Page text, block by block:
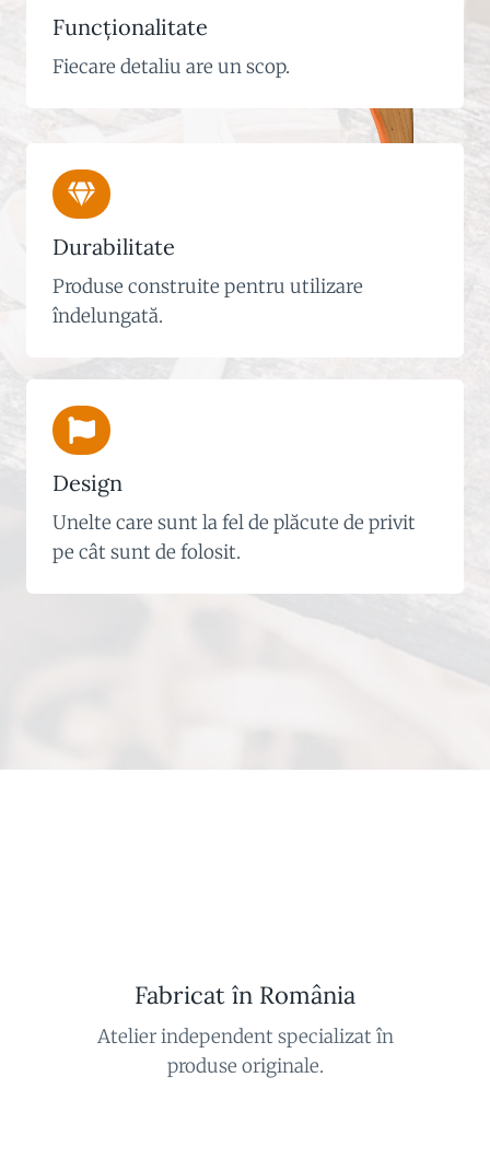
Funcționalitate
Fiecare detaliu are un scop.
Durabilitate
Produse construite pentru utilizare
îndelungată.
Design
Unelte care sunt la fel de plăcute de privit
pe cât sunt de folosit.
Fabricat în România
Atelier independent specializat în
produse originale.